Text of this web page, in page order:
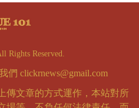
Rights Reserved.
們 clickrnews@gmail.com
傳文章的方式運作，本站對所